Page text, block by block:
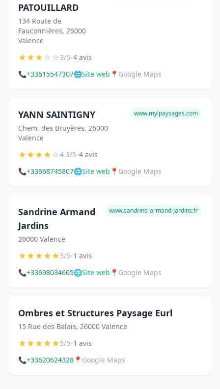
PATOUILLARD
134 Route de
Fauconnières, 26000
Valence
★★★☆☆3/5•4 avis
📞+33615547307🌐Site web 📍 Google Maps
YANN SAINTIGNY
Chem. des Bruyères, 26000
Valence
www.mylpaysages.com
★★★★☆4.3/5•4 avis
📞+33668745807🌐Site web 📍 Google Maps
Sandrine Armand
Jardins
26000 Valence
www.sandrine-armand-jardins.fr
★★★★★5/5•1 avis
📞+33698034665🌐Site web 📍 Google Maps
Ombres et Structures Paysage Eurl
15 Rue des Balais, 26000 Valence
★★★★★5/5•1 avis
📞+33620624328 📍 Google Maps